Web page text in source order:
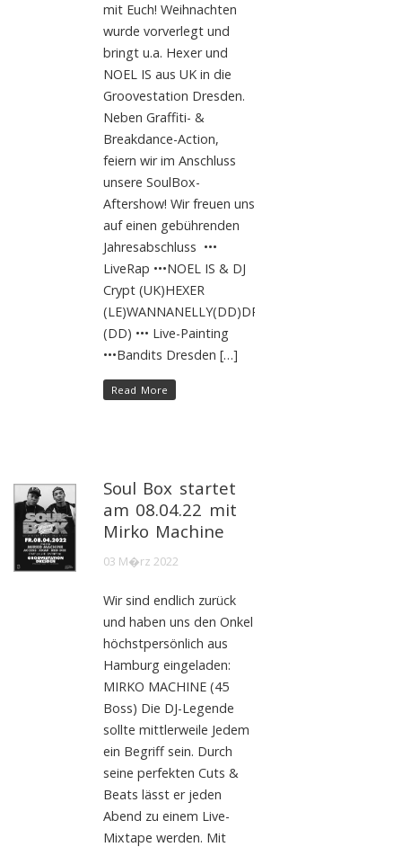
mit Euch! Weihnachten
wurde vorverlegt und
bringt u.a. Hexer und
NOEL IS aus UK in die
Groovestation Dresden.
Neben Graffiti- &
Breakdance-Action,
feiern wir im Anschluss
unsere SoulBox-
Aftershow! Wir freuen uns
auf einen gebührenden
Jahresabschluss •••
LiveRap •••NOEL IS & DJ
Crypt (UK)HEXER
(LE)WANNANELLY(DD)DRUNKENTOM
(DD) ••• Live-Painting
•••Bandits Dresden […]
Read More
Soul Box startet
am 08.04.22 mit
Mirko Machine
03 M�rz 2022
Wir sind endlich zurück
und haben uns den Onkel
höchstpersönlich aus
Hamburg eingeladen:
MIRKO MACHINE (45
Boss) Die DJ-Legende
sollte mittlerweile Jedem
ein Begriff sein. Durch
seine perfekten Cuts &
Beats lässt er jeden
Abend zu einem Live-
Mixtape werden. Mit